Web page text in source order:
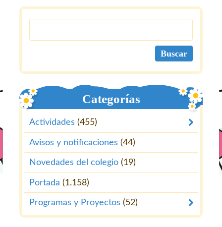
Categorías
Actividades (455)
Avisos y notificaciones (44)
Novedades del colegio (19)
Portada (1.158)
Programas y Proyectos (52)